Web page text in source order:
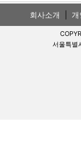
회사소개
서울특별